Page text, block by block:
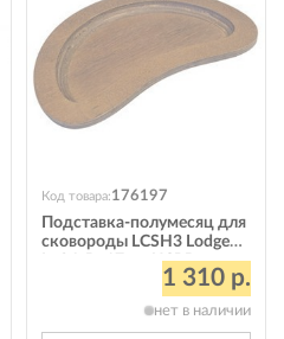
Код товара:176197
Подставка-полумесяц для
сковороды LCSH3 Lodge
L=26, B=17 см UCPB
1 310 р.
нет в наличии